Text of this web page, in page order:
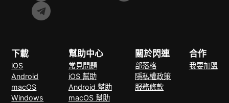
下載
iOS
Android
macOS
Windows
幫助中心
常見問題
iOS 幫助
Android 幫助
macOS 幫助
關於閃連
部落格
隱私權政策
服務條款
合作
我要加盟